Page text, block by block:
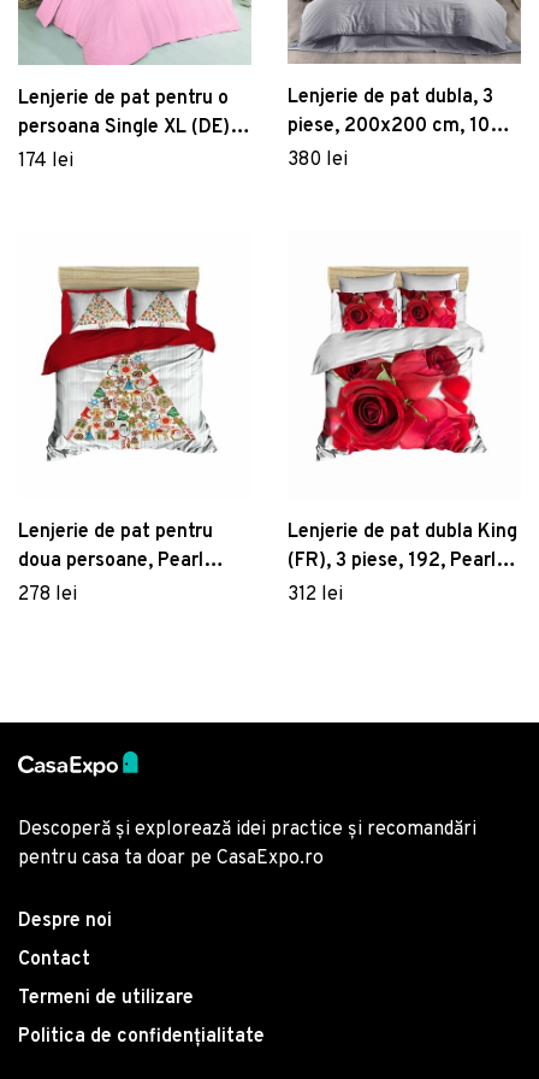
Lenjerie de pat pentru o
persoana Single XL (DE),
Dusty Rose, Patik,
174 lei
Lenjerie de pat dubla, 3
piese, 200x200 cm, 100%
bumbac satinat, Whitney,
380 lei
Lenjerie de pat pentru
doua persoane, Pearl
Home, 446, print 3D,
278 lei
Lenjerie de pat dubla King
(FR), 3 piese, 192, Pearl
Home, Poliester Satinat
312 lei
Descoperă și explorează idei practice și recomandări
pentru casa ta doar pe CasaExpo.ro
Despre noi
Contact
Termeni de utilizare
Politica de confidențialitate